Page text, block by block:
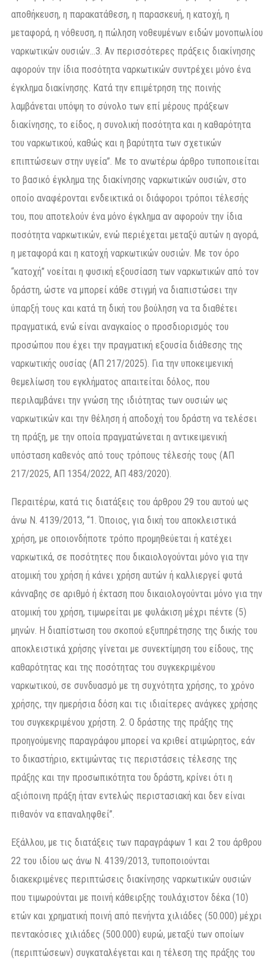
αποθήκευση, η παρακατάθεση, η παρασκευή, η κατοχή, η
μεταφορά, η νόθευση, η πώληση νοθευμένων ειδών μονοπωλίου
ναρκωτικών ουσιών…3. Αν περισσότερες πράξεις διακίνησης
αφορούν την ίδια ποσότητα ναρκωτικών συντρέχει μόνο ένα
έγκλημα διακίνησης. Κατά την επιμέτρηση της ποινής
λαμβάνεται υπόψη το σύνολο των επί μέρους πράξεων
διακίνησης, το είδος, η συνολική ποσότητα και η καθαρότητα
του ναρκωτικού, καθώς και η βαρύτητα των σχετικών
επιπτώσεων στην υγεία”. Με το ανωτέρω άρθρο τυποποιείται
το βασικό έγκλημα της διακίνησης ναρκωτικών ουσιών, στο
οποίο αναφέρονται ενδεικτικά οι διάφοροι τρόποι τέλεσής
του, που αποτελούν ένα μόνο έγκλημα αν αφορούν την ίδια
ποσότητα ναρκωτικών, ενώ περιέχεται μεταξύ αυτών η αγορά,
η μεταφορά και η κατοχή ναρκωτικών ουσιών. Με τον όρο
“κατοχή” νοείται η φυσική εξουσίαση των ναρκωτικών από τον
δράστη, ώστε να μπορεί κάθε στιγμή να διαπιστώσει την
ύπαρξή τους και κατά τη δική του βούληση να τα διαθέτει
πραγματικά, ενώ είναι αναγκαίος ο προσδιορισμός του
προσώπου που έχει την πραγματική εξουσία διάθεσης της
ναρκωτικής ουσίας (ΑΠ 217/2025). Για την υποκειμενική
θεμελίωση του εγκλήματος απαιτείται δόλος, που
περιλαμβάνει την γνώση της ιδιότητας των ουσιών ως
ναρκωτικών και την θέληση ή αποδοχή του δράστη να τελέσει
τη πράξη, με την οποία πραγματώνεται η αντικειμενική
υπόσταση καθενός από τους τρόπους τέλεσής τους (ΑΠ
217/2025, ΑΠ 1354/2022, ΑΠ 483/2020).
Περαιτέρω, κατά τις διατάξεις του άρθρου 29 του αυτού ως
άνω Ν. 4139/2013, “1. Όποιος, για δική του αποκλειστικά
χρήση, με οποιονδήποτε τρόπο προμηθεύεται ή κατέχει
ναρκωτικά, σε ποσότητες που δικαιολογούνται μόνο για την
ατομική του χρήση ή κάνει χρήση αυτών ή καλλιεργεί φυτά
κάνναβης σε αριθμό ή έκταση που δικαιολογούνται μόνο για την
ατομική του χρήση, τιμωρείται με φυλάκιση μέχρι πέντε (5)
μηνών. Η διαπίστωση του σκοπού εξυπηρέτησης της δικής του
αποκλειστικά χρήσης γίνεται με συνεκτίμηση του είδους, της
καθαρότητας και της ποσότητας του συγκεκριμένου
ναρκωτικού, σε συνδυασμό με τη συχνότητα χρήσης, το χρόνο
χρήσης, την ημερήσια δόση και τις ιδιαίτερες ανάγκες χρήσης
του συγκεκριμένου χρήστη. 2. Ο δράστης της πράξης της
προηγούμενης παραγράφου μπορεί να κριθεί ατιμώρητος, εάν
το δικαστήριο, εκτιμώντας τις περιστάσεις τέλεσης της
πράξης και την προσωπικότητα του δράστη, κρίνει ότι η
αξιόποινη πράξη ήταν εντελώς περιστασιακή και δεν είναι
πιθανόν να επαναληφθεί”.
Εξάλλου, με τις διατάξεις των παραγράφων 1 και 2 του άρθρου
22 του ιδίου ως άνω Ν. 4139/2013, τυποποιούνται
διακεκριμένες περιπτώσεις διακίνησης ναρκωτικών ουσιών
που τιμωρούνται με ποινή κάθειρξης τουλάχιστον δέκα (10)
ετών και χρηματική ποινή από πενήντα χιλιάδες (50.000) μέχρι
πεντακόσιες χιλιάδες (500.000) ευρώ, μεταξύ των οποίων
(περιπτώσεων) συγκαταλέγεται και η τέλεση της πράξης του